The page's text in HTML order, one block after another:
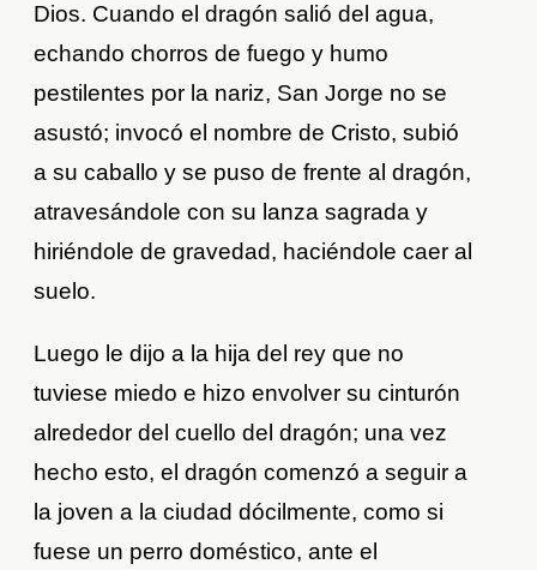
Dios. Cuando el dragón salió del agua,
echando chorros de fuego y humo
pestilentes por la nariz, San Jorge no se
asustó; invocó el nombre de Cristo, subió
a su caballo y se puso de frente al dragón,
atravesándole con su lanza sagrada y
hiriéndole de gravedad, haciéndole caer al
suelo.
Luego le dijo a la hija del rey que no
tuviese miedo e hizo envolver su cinturón
alrededor del cuello del dragón; una vez
hecho esto, el dragón comenzó a seguir a
la joven a la ciudad dócilmente, como si
fuese un perro doméstico, ante el